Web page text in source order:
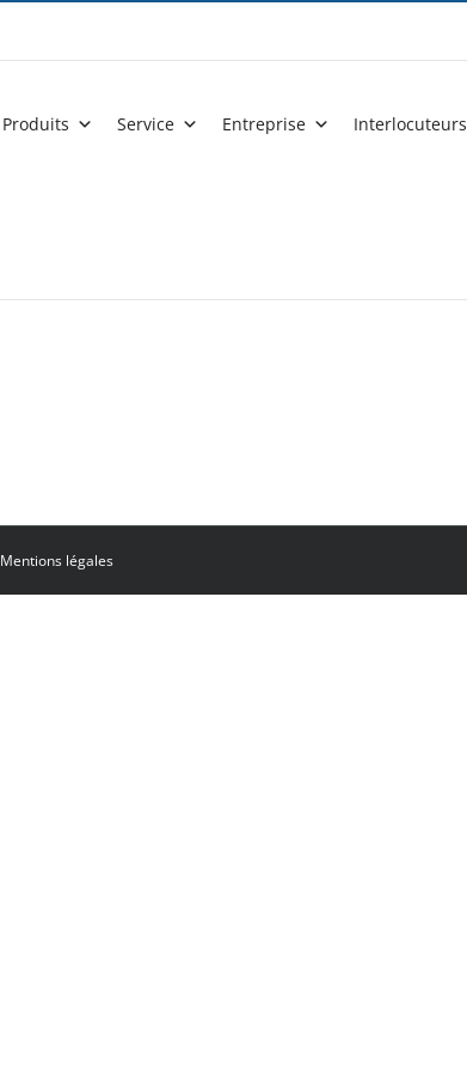
Produits Service Entreprise Interlocuteurs
Mentions légales